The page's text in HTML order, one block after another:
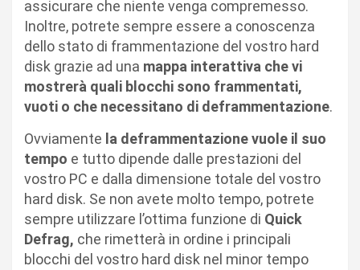
assicurare che niente venga compremesso.
Inoltre, potrete sempre essere a conoscenza
dello stato di frammentazione del vostro hard
disk grazie ad una mappa interattiva che vi
mostrerà quali blocchi sono frammentati,
vuoti o che necessitano di deframmentazione.
Ovviamente la deframmentazione vuole il suo
tempo e tutto dipende dalle prestazioni del
vostro PC e dalla dimensione totale del vostro
hard disk. Se non avete molto tempo, potrete
sempre utilizzare l’ottima funzione di Quick
Defrag, che rimetterà in ordine i principali
blocchi del vostro hard disk nel minor tempo